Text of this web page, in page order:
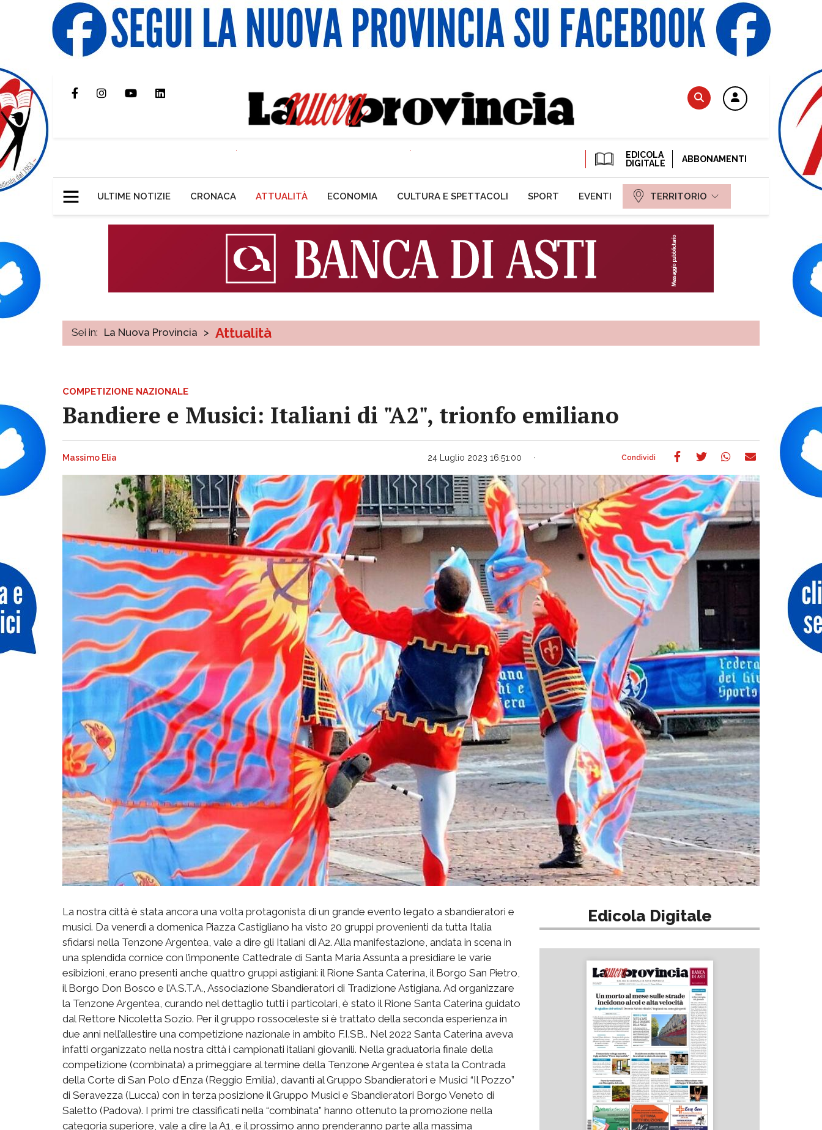
EDICOLA
DIGITALE
ABBONAMENTI
ULTIME NOTIZIE CRONACA ATTUALITÀ ECONOMIA CULTURA E SPETTACOLI SPORT EVENTI TERRITORIO
Sei in: La Nuova Provincia > Attualità
COMPETIZIONE NAZIONALE
Bandiere e Musici: Italiani di "A2", trionfo emiliano
Massimo Elia 24 Luglio 2023 16:51:00
La nostra città è stata ancora una volta protagonista di un grande evento legato a sbandieratori e
musici. Da venerdì a domenica Piazza Castigliano ha visto 20 gruppi provenienti da tutta Italia
sfidarsi nella Tenzone Argentea, vale a dire gli Italiani di A2. Alla manifestazione, andata in scena in
una splendida cornice con l’imponente Cattedrale di Santa Maria Assunta a presidiare le varie
esibizioni, erano presenti anche quattro gruppi astigiani: il Rione Santa Caterina, il Borgo San Pietro,
il Borgo Don Bosco e l’A.S.T.A., Associazione Sbandieratori di Tradizione Astigiana. Ad organizzare
la Tenzone Argentea, curando nel dettaglio tutti i particolari, è stato il Rione Santa Caterina guidato
dal Rettore Nicoletta Sozio. Per il gruppo rossoceleste si è trattato della seconda esperienza in
due anni nell’allestire una competizione nazionale in ambito F.I.SB.. Nel 2022 Santa Caterina aveva
infatti organizzato nella nostra città i campionati italiani giovanili. Nella graduatoria finale della
competizione (combinata) a primeggiare al termine della Tenzone Argentea è stata la Contrada
della Corte di San Polo d’Enza (Reggio Emilia), davanti al Gruppo Sbandieratori e Musici “Il Pozzo”
di Seravezza (Lucca) con in terza posizione il Gruppo Musici e Sbandieratori Borgo Veneto di
Saletto (Padova). I primi tre classificati nella “combinata” hanno ottenuto la promozione nella
categoria superiore, vale a dire la A1, e il prossimo anno prenderanno parte alla massima
Edicola Digitale